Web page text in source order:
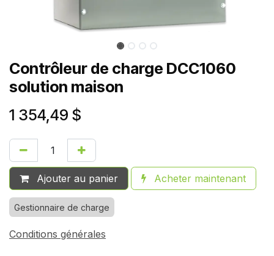
Contrôleur de charge DCC1060
solution maison
1 354,49 $
Ajouter au panier Acheter maintenant
Gestionnaire de charge
Conditions générales